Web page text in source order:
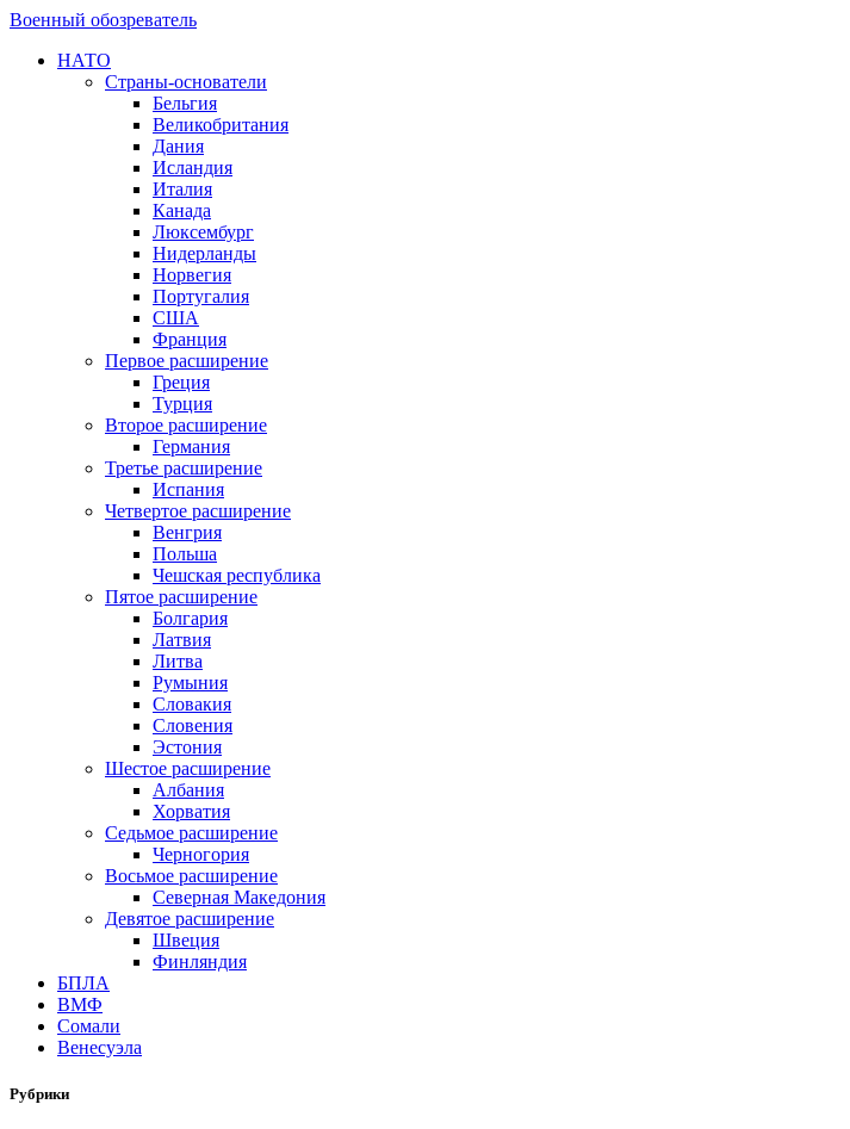
Военный обозреватель
НАТО
Страны-основатели
Бельгия
Великобритания
Дания
Исландия
Италия
Канада
Люксембург
Нидерланды
Норвегия
Португалия
США
Франция
Первое расширение
Греция
Турция
Второе расширение
Германия
Третье расширение
Испания
Четвертое расширение
Венгрия
Польша
Чешская республика
Пятое расширение
Болгария
Латвия
Литва
Румыния
Словакия
Словения
Эстония
Шестое расширение
Албания
Хорватия
Седьмое расширение
Черногория
Восьмое расширение
Северная Македония
Девятое расширение
Швеция
Финляндия
БПЛА
ВМФ
Сомали
Венесуэла
Рубрики